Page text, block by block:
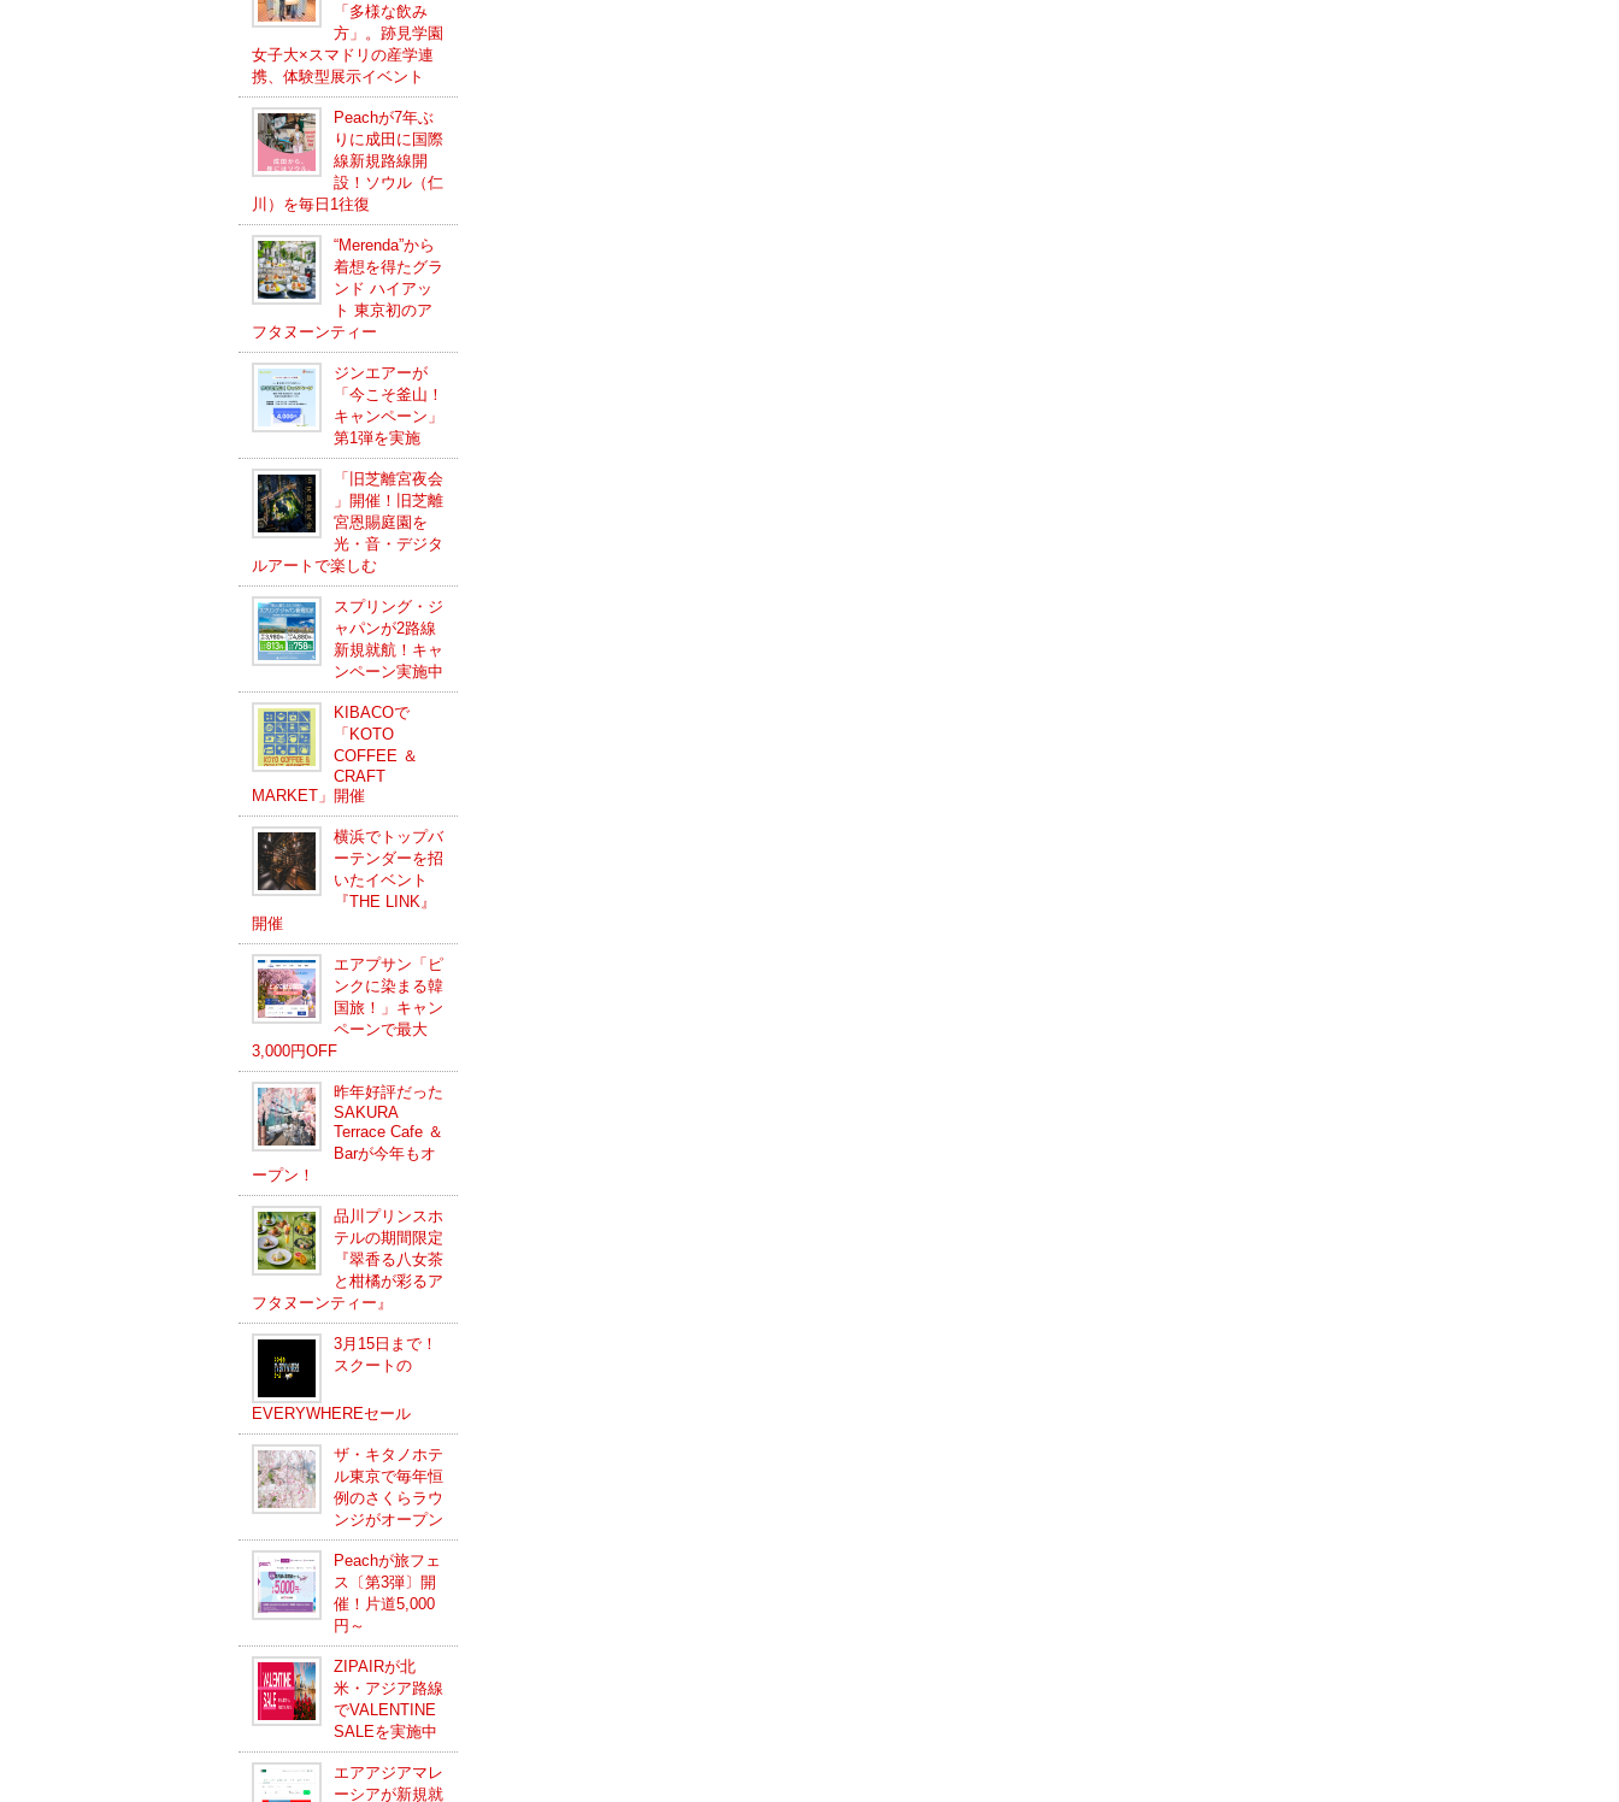
「多様な飲み
方」。跡見学園
女子大×スマドリの産学連
携、体験型展示イベント
Peachが7年ぶ
りに成田に国際
線新規路線開
設！ソウル（仁
川）を毎日1往復
“Merenda”から
着想を得たグラ
ンド ハイアッ
ト 東京初のア
フタヌーンティー
ジンエアーが
「今こそ釜山！
キャンペーン」
第1弾を実施
「旧芝離宮夜会
」開催！旧芝離
宮恩賜庭園を
光・音・デジタ
ルアートで楽しむ
スプリング・ジ
ャパンが2路線
新規就航！キャ
ンペーン実施中
KIBACOで
「KOTO
COFFEE ＆
CRAFT
MARKET」開催
横浜でトップバ
ーテンダーを招
いたイベント
『THE LINK』
開催
エアプサン「ピ
ンクに染まる韓
国旅！」キャン
ペーンで最大
3,000円OFF
昨年好評だった
SAKURA
Terrace Cafe ＆
Barが今年もオ
ープン！
品川プリンスホ
テルの期間限定
『翠香る八女茶
と柑橘が彩るア
フタヌーンティー』
3月15日まで！
スクートの
EVERYWHEREセール
ザ・キタノホテ
ル東京で毎年恒
例のさくらラウ
ンジがオープン
Peachが旅フェ
ス〔第3弾〕開
催！片道5,000
円～
ZIPAIRが北
米・アジア路線
でVALENTINE
SALEを実施中
エアアジアマレ
ーシアが新規就